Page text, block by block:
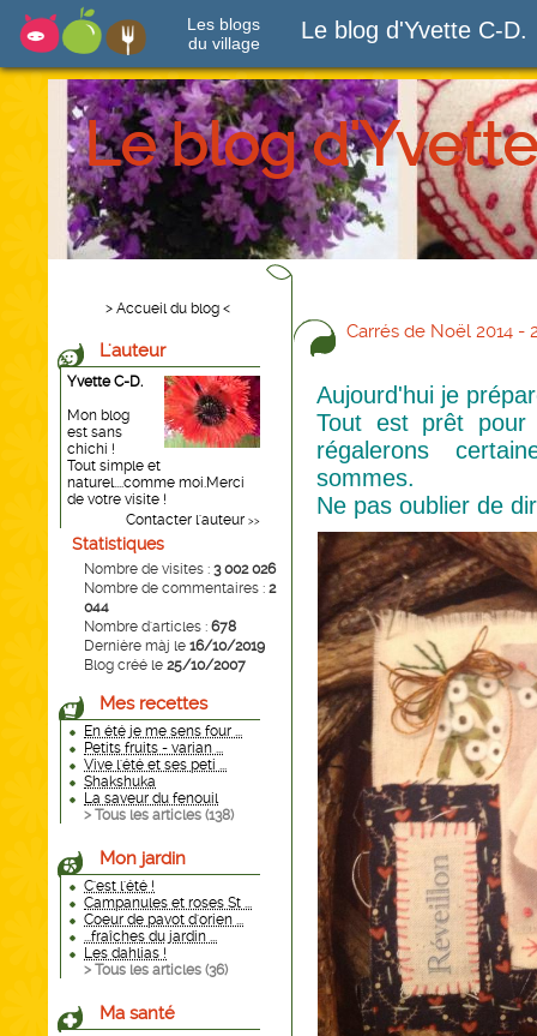
Les blogs
du village
Le blog d'Yvette C-D.
Le blog
> Accueil du blog <
L'auteur
Yvette C-D.
Mon blog
est sans
chichi !
Tout simple et
naturel....comme moi.Merci
de votre visite !
Contacter l'auteur >>
Statistiques
Nombre de visites : 3 002 026
Nombre de commentaires : 2
044
Nombre d'articles : 678
Dernière màj le 16/10/2019
Blog créé le 25/10/2007
Mes recettes
En été je me sens four ...
Petits fruits - varian ...
Vive l'été et ses peti ...
Shakshuka
La saveur du fenouil
> Tous les articles (138)
Mon jardin
C'est l'été !
Campanules et roses St ...
Coeur de pavot d'orien ...
...fraîches du jardin ...
Les dahlias !
> Tous les articles (36)
Ma santé
Carrés de Noël 2014 -
Aujourd'hui je
Tout est prêt
régalerons
sommes.
Ne pas oublier de